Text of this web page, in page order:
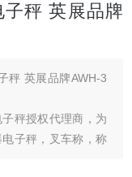
子秤 英展品牌
秤 英展品牌AWH-3
秤授权代理商，为
子秤，叉车称，称